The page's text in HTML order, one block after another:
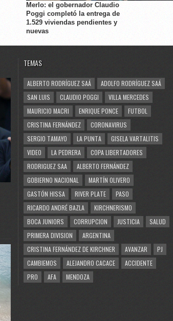
Merlo: el gobernador Claudio
Poggi completó la entrega de
1.529 viviendas pendientes y
nuevas
TEMAS
ALBERTO RODRÍGUEZ SAÁ
ADOLFO RODRÍGUEZ SAÁ
SAN LUIS
CLAUDIO POGGI
VILLA MERCEDES
MAURICIO MACRI
ENRIQUE PONCE
FUTBOL
CRISTINA FERNÁNDEZ
CORONAVIRUS
SERGIO TAMAYO
LA PUNTA
GISELA VARTALITIS
VIDEO
LA PEDRERA
COPA LIBERTADORES
RODRIGUEZ SAA
ALBERTO FERNÁNDEZ
GOBIERNO NACIONAL
MARTÍN OLIVERO
GASTÓN HISSA
RIVER PLATE
PASO
RICARDO ANDRÉ BAZLA
KIRCHNERISMO
BOCA JUNIORS
CORRUPCION JUSTICIA
SALUD
PRIMERA DIVISION
ARGENTINA
CRISTINA FERNÁNDEZ DE KIRCHNER
AVANZAR
PJ
CAMBIEMOS
ALEJANDRO CACACE
ACCIDENTE
PRO
AFA MENDOZA